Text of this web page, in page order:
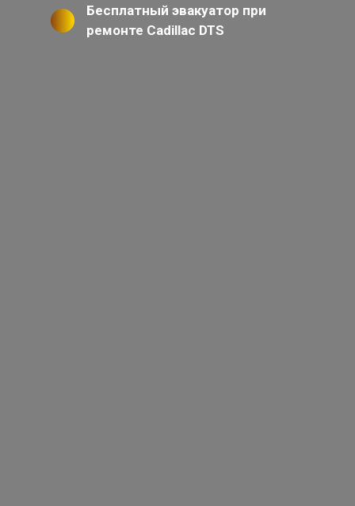
Бесплатный эвакуатор при
ремонте Cadillac DTS